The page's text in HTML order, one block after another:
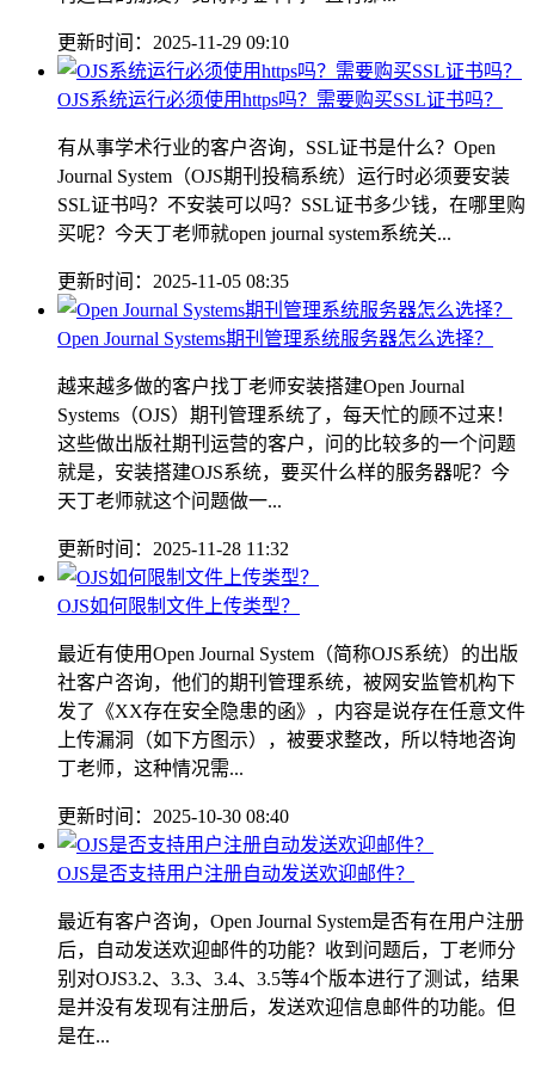
更新时间：2025-11-29 09:10
OJS系统运行必须使用https吗？需要购买SSL证书吗？
有从事学术行业的客户咨询，SSL证书是什么？Open
Journal System（OJS期刊投稿系统）运行时必须要安装
SSL证书吗？不安装可以吗？SSL证书多少钱，在哪里购
买呢？今天丁老师就open journal system系统关...
更新时间：2025-11-05 08:35
Open Journal Systems期刊管理系统服务器怎么选择？
越来越多做的客户找丁老师安装搭建Open Journal
Systems（OJS）期刊管理系统了，每天忙的顾不过来！
这些做出版社期刊运营的客户，问的比较多的一个问题
就是，安装搭建OJS系统，要买什么样的服务器呢？今
天丁老师就这个问题做一...
更新时间：2025-11-28 11:32
OJS如何限制文件上传类型？
最近有使用Open Journal System（简称OJS系统）的出版
社客户咨询，他们的期刊管理系统，被网安监管机构下
发了《XX存在安全隐患的函》，内容是说存在任意文件
上传漏洞（如下方图示），被要求整改，所以特地咨询
丁老师，这种情况需...
更新时间：2025-10-30 08:40
OJS是否支持用户注册自动发送欢迎邮件？
最近有客户咨询，Open Journal System是否有在用户注册
后，自动发送欢迎邮件的功能？收到问题后，丁老师分
别对OJS3.2、3.3、3.4、3.5等4个版本进行了测试，结果
是并没有发现有注册后，发送欢迎信息邮件的功能。但
是在...